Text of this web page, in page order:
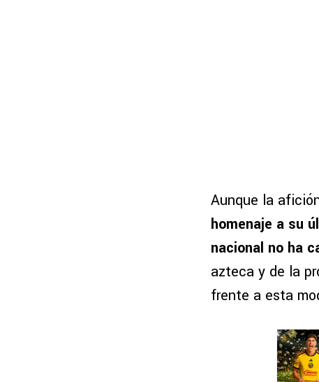
Aunque la
homenaje a su
nacional no ha
azteca y de la
frente a esta